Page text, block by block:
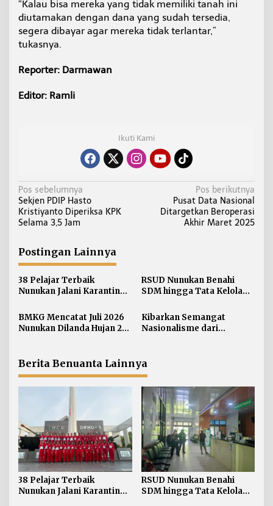
“Kalau bisa mereka yang tidak memiliki tanah ini
diutamakan dengan dana yang sudah tersedia,
segera dibayar agar mereka tidak terlantar,”
tukasnya.
Reporter: Darmawan
Editor: Ramli
Ikuti Kami
N
a
v
g
a
s
i
o
Pos sebelumnya
Sekjen PDIP Hasto
Kristiyanto Diperiksa KPK
Selama 3,5 Jam
Pos berikutnya
Pusat Data Nasional
Ditargetkan Beroperasi
Akhir Maret 2025
Postingan Lainnya
38 Pelajar Terbaik
Nunukan Jalani Karantina,
di HUT RI ke-81
RSUD Nunukan Benahi
SDM hingga Tata Kelola
BMKG Mencatat Juli 2026
Nunukan Dilanda Hujan 23
Kibarkan Semangat
Nasionalisme dari
Dibentangkan di Sebatik
Berita Benuanta Lainnya
38 Pelajar Terbaik
Nunukan Jalani Karantina,
RSUD Nunukan Benahi
SDM hingga Tata Kelola